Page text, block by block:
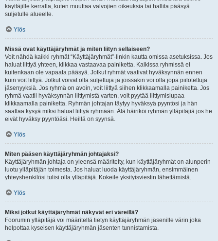
käyttäjille kerralla, kuten muuttaa valvojien oikeuksia tai hallita pääsyä
suljetulle alueelle.
Ylös
Missä ovat käyttäjäryhmät ja miten liityn sellaiseen?
Voit nähdä kaikki ryhmät “Käyttäjäryhmät”-linkin kautta omissa asetuksissa. Jos
haluat liittyä yhteen, klikkaa vastaavaa painiketta. Kaikissa ryhmissä ei
kuitenkaan ole vapaata pääsyä. Jotkut ryhmät vaativat hyväksynnän ennen
kuin voit liittyä. Jotkut voivat olla suljettuja ja joissakin voi olla jopa piilotettuja
jäsenyyksiä. Jos ryhmä on avoin, voit liittyä siihen klikkaamalla painiketta. Jos
ryhmä vaatii hyväksynnän liittymistä varten, voit pyytää liittymislupaa
klikkaamalla painiketta. Ryhmän johtajan täytyy hyväksyä pyyntösi ja hän
saattaa kysyä miksi haluat liittyä ryhmään. Älä häiriköi ryhmän ylläpitäjiä jos he
eivät hyväksy pyyntöäsi. Heillä on syynsä.
Ylös
Miten pääsen käyttäjäryhmän johtajaksi?
Käyttäjäryhmän johtaja on yleensä määritelty, kun käyttäjäryhmät on alunperin
luotu ylläpitäjän toimesta. Jos haluat luoda käyttäjäryhmän, ensimmäinen
yhteyshenkilösi tulisi olla ylläpitäjä. Kokeile yksityisviestin lähettämistä.
Ylös
Miksi jotkut käyttäjäryhmät näkyvät eri väreillä?
Foorumin ylläpitäjä voi määritellä tietyn käyttäjäryhmän jäsenille värin joka
helpottaa kyseisen käyttäjäryhmän jäsenten tunnistamista.